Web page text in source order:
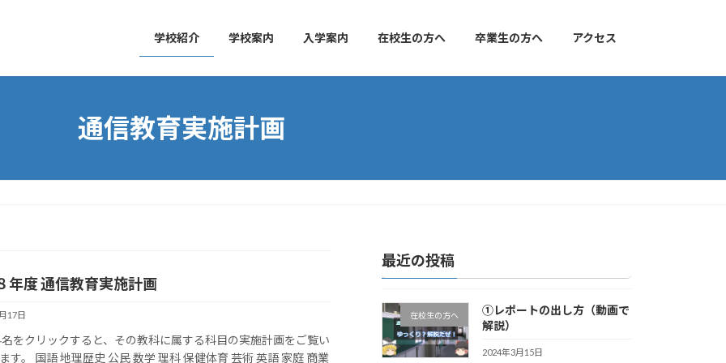
学校紹介 学校案内 入学案内 在校生の方へ 卒業生の方へ アクセス
通信教育実施計画
年度 通信教育実施計画
17日
をクリックすると、その教科に属する科目の実施計画をご覧い
す。 国語 地理歴史 公民 数学 理科 保健体育 芸術 英語 家庭 商業
最近の投稿
在校生の方へ
①レポートの出し方（動画で
解説）
2024年3月15日